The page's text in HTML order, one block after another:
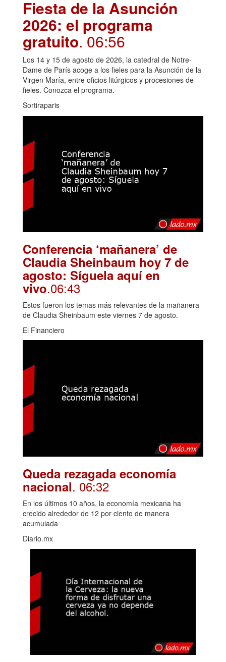
Fiesta de la Asunción
2026: el programa
gratuito. 06:56
Los 14 y 15 de agosto de 2026, la catedral de Notre-
Dame de París acoge a los fieles para la Asunción de la
Virgen María, entre oficios litúrgicos y procesiones de
fieles. Conozca el programa.
Sortiraparis
Conferencia ‘mañanera’ de
Claudia Sheinbaum hoy 7 de
agosto: Síguela aquí en
vivo.06:43
Estos fueron los temas más relevantes de la mañanera
de Claudia Sheinbaum este viernes 7 de agosto.
El Financiero
Queda rezagada economía
nacional. 06:32
En los últimos 10 años, la economía mexicana ha
crecido alrededor de 12 por ciento de manera
acumulada
Diario.mx